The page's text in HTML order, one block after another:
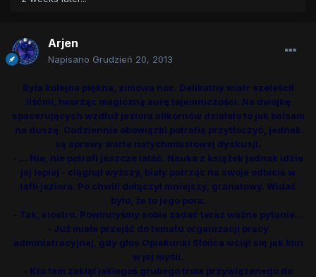
Arjen
Napisano Grudzień 20, 2013
Była kolejna piękna, zimowa noc. Delikatny wiatr szeleścił
liśćmi, tworząc magiczną aurę tajemniczości. Na dwójkę
spacerujących wzdłuż jeziora alikornów działało to jak balsam
na duszę. Codziennie obowiązki potrafią przytłoczyć, jednak
są sprawy warte natychmiastowej dyskusji.
- ... Nie, nie potrafi jeszcze latać. Nauka z książek jednak idzie
jej lepiej - ciągnął wyższy, biały patrząc na swoje odbicie w
tafli jeziora. Po chwili dołączył mniejszy, granatowy. Widać
było, że to jego pora.
- Tak, siostro. Powinnyśmy sobie zadać teraz ważne pytanie...
- Już miała przejść do tematu organizacji pracy
administracyjnej, gdy głos Opiekunki Słońca wciął się jak klin
w jej myśli.
- Kto tam zaklął jakiegoś grubego trola przywiązanego do